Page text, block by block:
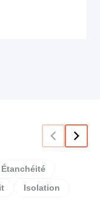
Étanchéité
Isolation